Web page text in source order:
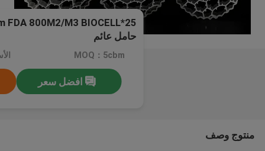
حامل عائم
MOQ：5cbm
افضل سعر
منتوج وصف